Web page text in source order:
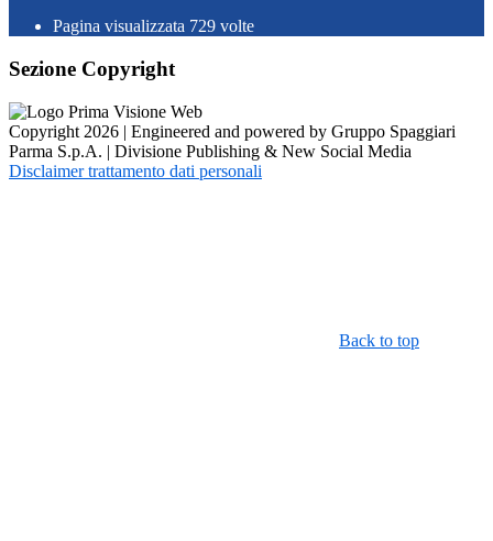
Pagina visualizzata 729 volte
Sezione Copyright
Copyright 2026 | Engineered and powered by Gruppo Spaggiari
Parma S.p.A. | Divisione Publishing & New Social Media
Disclaimer trattamento dati personali
Back to top